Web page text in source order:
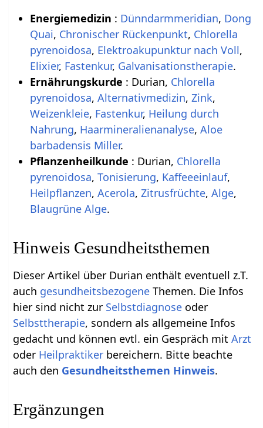
Energiemedizin : Dünndarmmeridian, Dong
Quai, Chronischer Rückenpunkt, Chlorella
pyrenoidosa, Elektroakupunktur nach Voll,
Elixier, Fastenkur, Galvanisationstherapie.
Ernährungskurde : Durian, Chlorella
pyrenoidosa, Alternativmedizin, Zink,
Weizenkleie, Fastenkur, Heilung durch
Nahrung, Haarmineralienanalyse, Aloe
barbadensis Miller.
Pflanzenheilkunde : Durian, Chlorella
pyrenoidosa, Tonisierung, Kaffeeeinlauf,
Heilpflanzen, Acerola, Zitrusfrüchte, Alge,
Blaugrüne Alge.
Hinweis Gesundheitsthemen
Dieser Artikel über Durian enthält eventuell z.T.
auch gesundheitsbezogene Themen. Die Infos
hier sind nicht zur Selbstdiagnose oder
Selbsttherapie, sondern als allgemeine Infos
gedacht und können evtl. ein Gespräch mitArzt
oder Heilpraktiker bereichern. Bitte beachte
auch den Gesundheitsthemen Hinweis.
Ergänzungen